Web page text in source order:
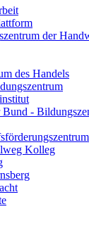
der
des Handels
Bund -
Kolleg